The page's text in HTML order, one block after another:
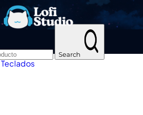
Skip to main content
Search
Teclados